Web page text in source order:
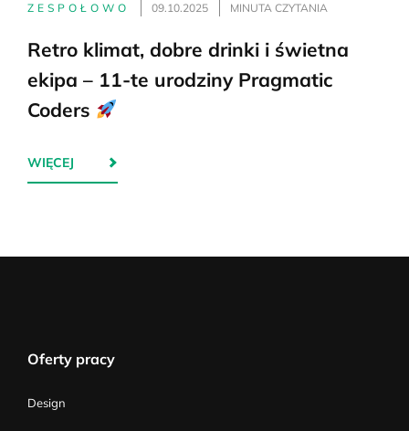
ZESPOŁOWO 09.10.2025 MINUTA CZYTANIA
Retro klimat, dobre drinki i świetna
ekipa – 11-te urodziny Pragmatic
Coders
WIĘCEJ
Oferty pracy
Design